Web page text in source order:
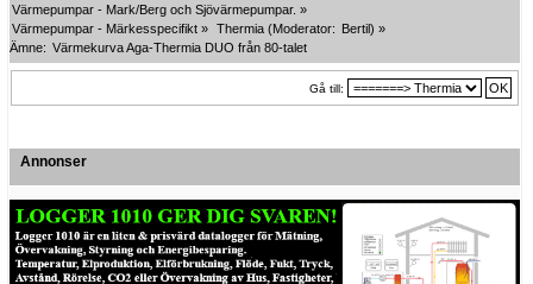
Värmepumpar - Mark/Berg och Sjövärmepumpar. »
Värmepumpar - Märkesspecifikt » Thermia (Moderator: Bertil) »
Ämne: Värmekurva Aga-Thermia DUO från 80-talet
Gå till:
Annonser